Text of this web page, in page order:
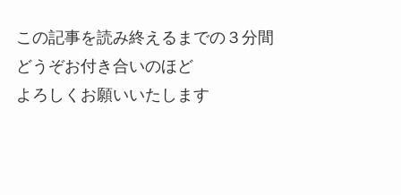
この記事を読み終えるまでの３分間
どうぞお付き合いのほど
よろしくお願いいたします